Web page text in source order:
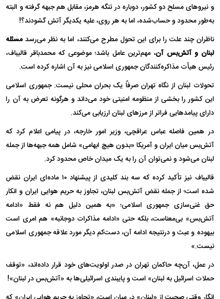
و نیرو‌های مسلح دو کشور، دوباره در تنگه هرمز، مقابل هم جبهه گرفته و البته
به‌طور محدود و حساب‌شده، اما به هر روی، علیه یکدیگر آتش گشودند؟!
ناظران چند علت را برای این تحول مطرح می‌کنند، اما به نظر می‌رسدمسئله
لبنان و آتش‌بس آن، مهم‌ترین عامل باشد؛ موضوعی که محمدباقر قالیباف،
رئیس هیأت مذاکره‌کنندگان جمهوری اسلامی نیز به آن اشاره کرده است.
تحولات لبنان از نگاه تهران صرفاً یک بحران محلی نیست. جمهوری اسلامی
این کشور را بخشی از منظومه امنیتی خود می‌داند و هرگونه تعرض به آن را
دارای پیامدهایی فراتر از مرزهای لبنان ارزیابی می‌کند.
در همین فاصله عباس عراقچی، وزیر امور خارجه، در پیامی اعلام کرد که
آتش‌بس میان ایران و آمریکا «بدون هیچ ابهامی» شامل همه جبهه‌ها از جمله
لبنان می‌شود و نمی‌توان آن را به یک میدان خاص محدود کرد.
قالیباف نیز تأکید کرده که سه بند کلیدی از پیشنهاد ۱۰ ماده‌ای ایران نقض
شده است؛ از جمله نقض آتش‌بس لبنان، تجاوز به حریم هوایی ایران و انکار
حق غنی‌سازی جمهوری اسلامی؛ «به همین دلیل هم نه فقط «ادامه
آتش‌بس» بی‌معناست، بلکه حتی «ادامه مذاکرات دوجانبه» هم امری است
بیهوده و عبث و درنتیجه ادامه آن، دست‌کم دیگر مورد علاقه جمهوری اسلامی
نیست.»
در عمل، آن‌چه حاکمان تهران در صدر اولویت‌های خود قرار داده‌اند، «توقف
حملات اسرائیل به لبنان» است و پایبندی اسرائیلی‌ها به «آتش‌بس در لبنان»!